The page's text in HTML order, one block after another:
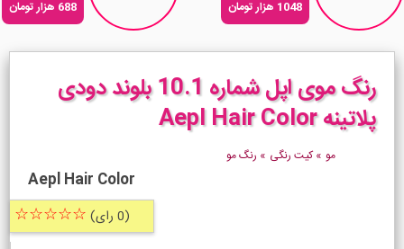
1048 هزار تومان
688 هزار تومان
رنگ موی اپل شماره 10.1 بلوند دودی
پلاتینه Aepl Hair Color
مو »کیت رنگی » رنگ مو
Aepl Hair Color
(0 رای) ☆☆☆☆☆